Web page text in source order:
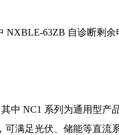
63ZB 自诊断剩
中 NC1 系列为通用型产
满足光伏、储能等直流